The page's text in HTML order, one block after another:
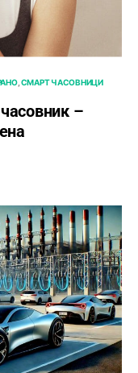
СМАРТ ЧАСОВНИЦИ
–